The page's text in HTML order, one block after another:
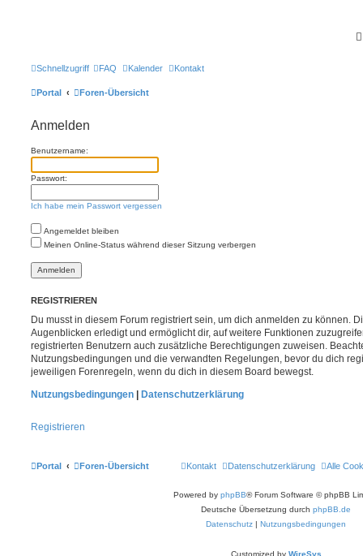
Schnellzugriff FAQ Kalender Kontakt
Portal Foren-Übersicht
Anmelden
Benutzername:
Passwort:
Ich habe mein Passwort vergessen
Angemeldet bleiben
Meinen Online-Status während dieser Sitzung verbergen
REGISTRIEREN
Du musst in diesem Forum registriert sein, um dich anmelden zu können.
Augenblicken erledigt und ermöglicht dir, auf weitere Funktionen
registrierten Benutzern auch zusätzliche Berechtigungen zuweisen.
Nutzungsbedingungen und die verwandten Regelungen, bevor du dich
jeweiligen Forenregeln, wenn du dich in diesem Board bewegst.
Nutzungsbedingungen | Datenschutzerklärung
Registrieren
Portal Foren-Übersicht Alle
Datenschutzerklärung
Kontakt
Powered by phpBB® Forum Software © phpBB
Deutsche Übersetzung durch phpBB.de
Datenschutz | Nutzungsbedingungen
Customized by WireSys